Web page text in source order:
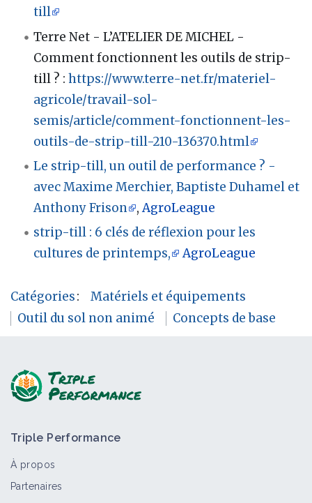
till
Terre Net - L’ATELIER DE MICHEL -
Comment fonctionnent les outils de strip-
till ? :https://www.terre-net.fr/materiel-
agricole/travail-sol-
semis/article/comment-fonctionnent-les-
outils-de-strip-till-210-136370.html
Le strip-till, un outil de performance ? -
avec Maxime Merchier, Baptiste Duhamel et
Anthony Frison
,AgroLeague
strip-till : 6 clés de réflexion pour les
cultures de printemps,
AgroLeague
Catégories:
Matériels et équipements
Outil du sol non animé
Concepts de base
Triple Performance
À propos
Partenaires